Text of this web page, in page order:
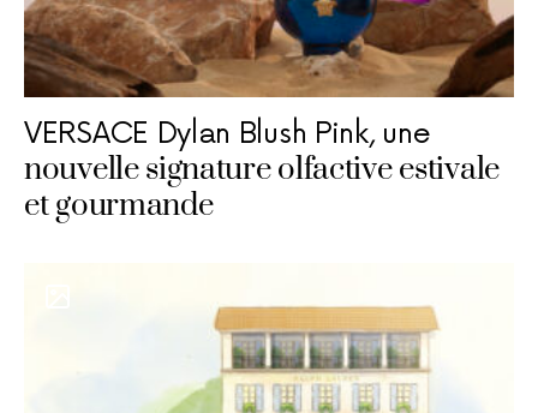
VERSACE Dylan Blush Pink, une
nouvelle signature olfactive estivale
et gourmande